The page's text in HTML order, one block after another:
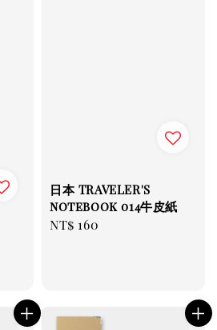
日本 TRAVELER'S
notebook 014牛皮紙
Regular
NT$ 160